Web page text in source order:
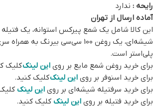
رایحه : ندارد
آماده ارسال از تهران
این کالا شامل یک شمع پیرکس استوانه، یک فتیله
شیشه‌ای، یک روغن 100 سی‌سی بیرنگ
پلی‌استر است.
برای خرید روغن شمع مایع بر روی این لینککلیک
برای خرید اسنوفر بر روی این لینککلیک کنید.
برای خرید سرفتیله شیشه‌ای بر روی این لینک
برای خرید فتیله بر روی این لینک کلیک کنید.